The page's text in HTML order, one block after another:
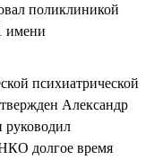
поликлиникой
имени
психиатрической
Александр
долгое время